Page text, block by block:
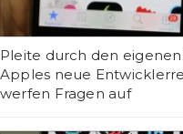
Pleite durch den eigenen
Apples neue
werfen Fragen auf